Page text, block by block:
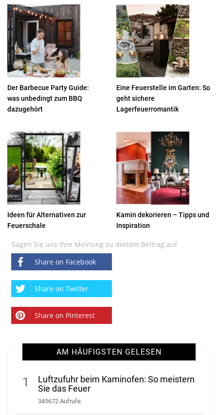
Der Barbecue Party Guide:
was unbedingt zum BBQ
dazugehört
Eine Feuerstelle im Garten: So
geht sichere
Lagerfeuerromantik
Ideen für Alternativen zur
Feuerschale
Kamin dekorieren – Tipps und
Inspiration
Sagen Sie uns Ihre Meinung zu diesem Beitrag auf
Share on Facebook
Share on Twitter
Share on Pinterest
AM HÄUFIGSTEN GELESEN
1
Luftzufuhr beim Kaminofen: So meistern
Sie das Feuer
345672 Aufrufe